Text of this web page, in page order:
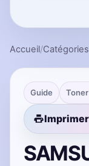
Accueil/Catégories
Guide
Imprimer